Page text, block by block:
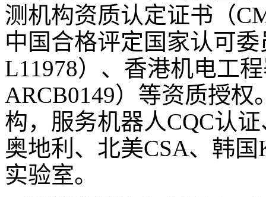
测机构资质认定证书（
中国合格评定国家认可
L11978）、香港机电工
ARCB0149）等资质授权
构，服务机器人CQC认证
奥地利、北美CSA、韩国
实验室。